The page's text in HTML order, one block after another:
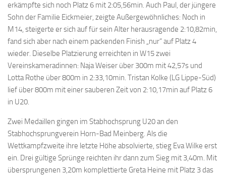
erkämpfte sich noch Platz 6 mit 2:05,56min. Auch Paul, der jüngere
Sohn der Familie Eickmeier, zeigte Außergewöhnliches: Noch in
M14, steigerte er sich auf für sein Alter herausragende 2:10,82min,
fand sich aber nach einem packenden Finish „nur“ auf Platz 4
wieder. Dieselbe Platzierung erreichten in W15 zwei
Vereinskameradinnen: Naja Weiser über 300m mit 42,57s und
Lotta Rothe über 800m in 2:33,10min. Tristan Kolke (LG Lippe-Süd)
lief über 800m mit einer sauberen Zeit von 2:10,17min auf Platz 6
in U20.
Zwei Medaillen gingen im Stabhochsprung U20 an den
Stabhochsprungverein Horn-Bad Meinberg. Als die
Wettkampfzweite ihre letzte Höhe absolvierte, stieg Eva Wilke erst
ein. Drei gültige Sprünge reichten ihr dann zum Sieg mit 3,40m. Mit
übersprungenen 3,20m komplettierte Greta Heine mit Platz 3 das